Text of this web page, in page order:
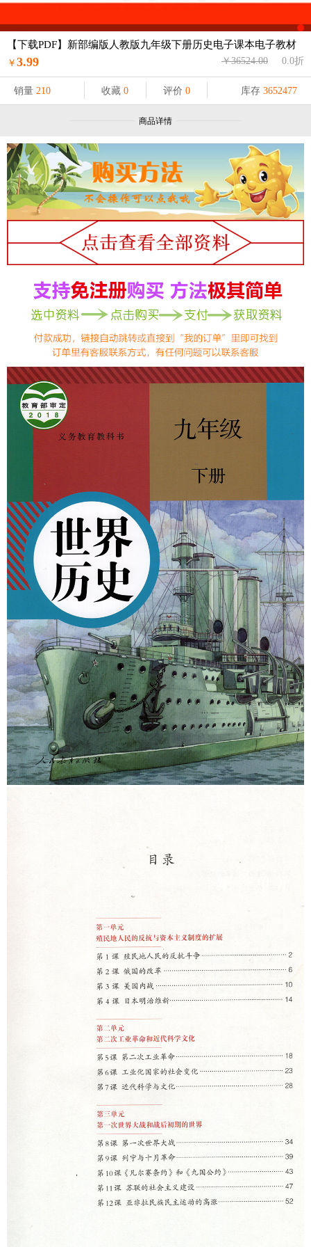
【下载PDF】新部编版人教版九年级下册历史电子课本电子教材
￥ 3.99 ￥36524.00 0.0折
销量 210 收藏0 评价 0 库存 3652477
商品详情